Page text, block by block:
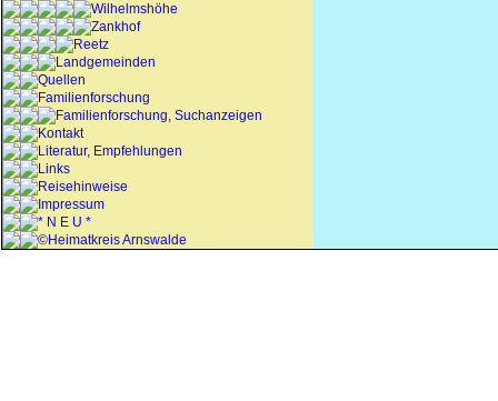
Wilhelmshöhe
Zankhof
Reetz
Landgemeinden
Quellen
Familienforschung
Familienforschung, Suchanzeigen
Kontakt
Literatur, Empfehlungen
Links
Reisehinweise
Impressum
* N E U *
©Heimatkreis Arnswalde